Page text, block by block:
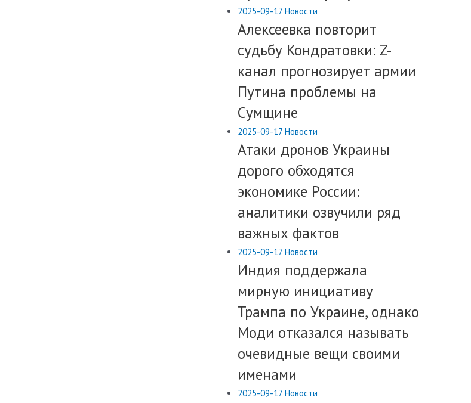
2025-09-17 Новости
​Алексеевка повторит
судьбу Кондратовки: Z-
канал прогнозирует армии
Путина проблемы на
Сумщине
2025-09-17 Новости
​Атаки дронов Украины
дорого обходятся
экономике России:
аналитики озвучили ряд
важных фактов
2025-09-17 Новости
​Индия поддержала
мирную инициативу
Трампа по Украине, однако
Моди отказался называть
очевидные вещи своими
именами
2025-09-17 Новости